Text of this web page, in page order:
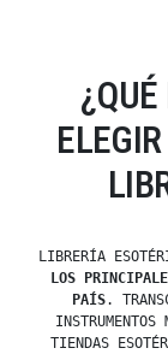
LIBRERÍA
LOS
PAÍS.
INSTRUMENTOS
TIENDAS